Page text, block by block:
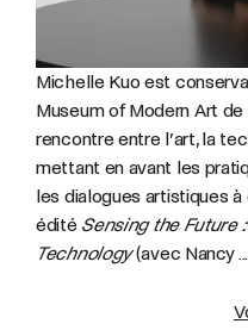
Michelle Kuo est
Museum of Modern Art
rencontre entre l’art, la
mettant en avant les
les dialogues artistiques
édité Sensing the Future
Technology(avec Nancy ...